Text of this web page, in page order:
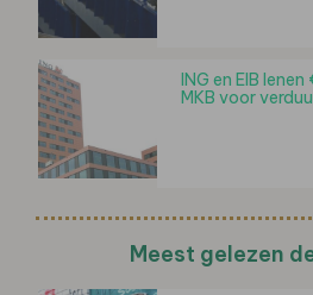
ING en EIB
MKB voor
Meest gelezen